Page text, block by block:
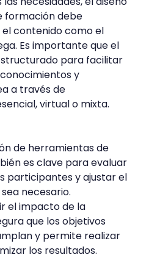
formación debe
contenido como el
Es importante que el
para facilitar
y
a través de
virtual o mixta.
de herramientas de
es clave para evaluar
participantes y ajustar el
necesario.
el impacto de la
que los objetivos
y permite realizar
los resultados.